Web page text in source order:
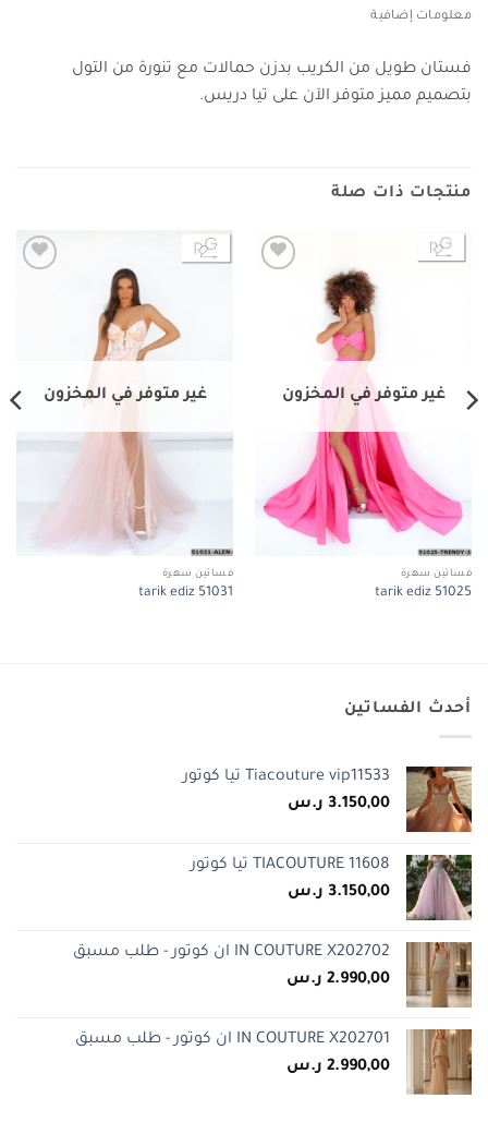
معلومات إضافية
فستان طويل من الكريب بدزن حمالات مع تنورة من التول
بتصميم مميز متوفر الآن على تيا دريس.
منتجات ذات صلة
غير متوفر في المخزون
فساتين سهرة
tarik ediz 51025
غير متوفر في المخزون
فساتين سهرة
tarik ediz 51031
أحدث الفساتين
Tiacouture vip11533 تيا كوتور
3.150,00 ر.س
TIACOUTURE 11608 تيا كوتور
3.150,00 ر.س
IN COUTURE X202702 ان كوتور - طلب مسبق
2.990,00 ر.س
IN COUTURE X202701 ان كوتور - طلب مسبق
2.990,00 ر.س